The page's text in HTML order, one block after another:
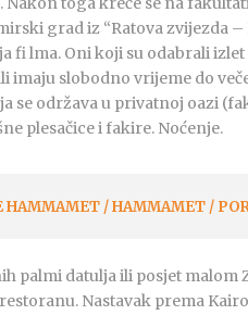
grad iz “Ratova zvijezda –
fi lma. Oni koji su odabrali
imaju slobodno vrijeme do
se održava u privatnoj oazi
plesačice i fakire. Noćenje.
HAMMAMET / HAMMAMET /
palmi datulja ili posjet malom
Nastavak prema